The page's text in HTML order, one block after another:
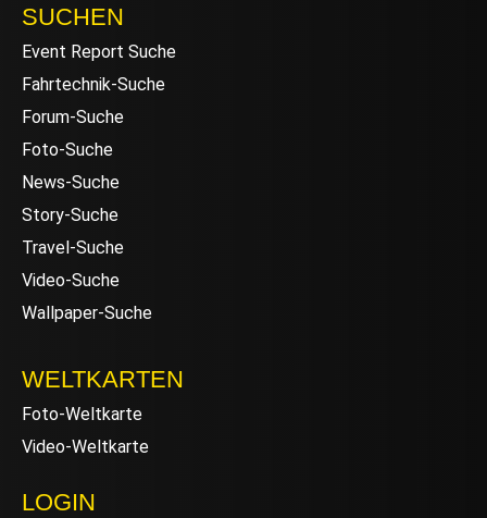
SUCHEN
Event Report Suche
Fahrtechnik-Suche
Forum-Suche
Foto-Suche
News-Suche
Story-Suche
Travel-Suche
Video-Suche
Wallpaper-Suche
WELTKARTEN
Foto-Weltkarte
Video-Weltkarte
LOGIN